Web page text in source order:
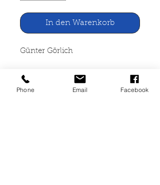
In den Warenkorb
Günter Görlich
Das Liebste und das Sterben
Phone Email Facebook